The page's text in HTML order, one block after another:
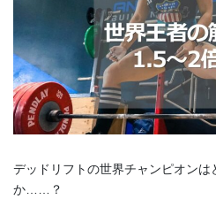
デッドリフトの世界チャンピオン
か……？